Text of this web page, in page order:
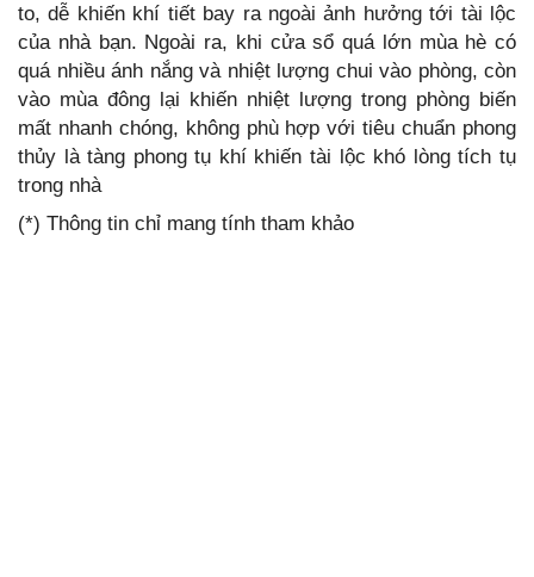
to, dễ khiến khí tiết bay ra ngoài ảnh hưởng tới tài lộc
của nhà bạn. Ngoài ra, khi cửa sổ quá lớn mùa hè có
quá nhiều ánh nắng và nhiệt lượng chui vào phòng, còn
vào mùa đông lại khiến nhiệt lượng trong phòng biến
mất nhanh chóng, không phù hợp với tiêu chuẩn phong
thủy là tàng phong tụ khí khiến tài lộc khó lòng tích tụ
trong nhà
(*) Thông tin chỉ mang tính tham khảo